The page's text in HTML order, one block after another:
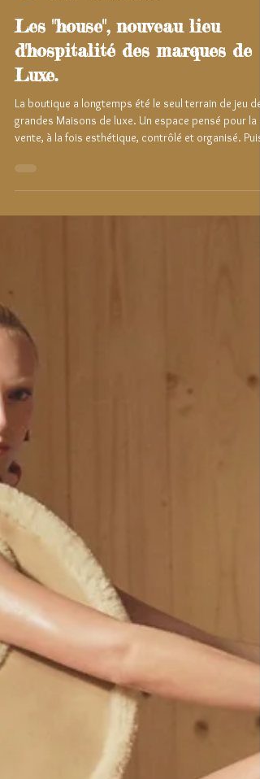
18 mai
18 min de lecture
Les "house", nouveau lieu
d'hospitalité des marques de
Luxe.
La boutique a longtemps été le seul terrain de jeu des
un changement s’est produit. Les marques ont